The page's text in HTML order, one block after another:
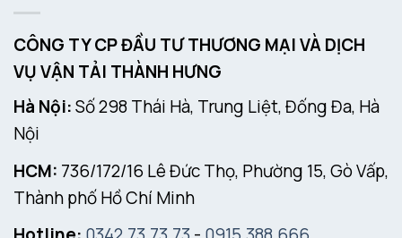
CÔNG TY CP ĐẦU TƯ THƯƠNG MẠI VÀ DỊCH
VỤ VẬN TẢI THÀNH HƯNG
Hà Nội:Số 298 Thái Hà, Trung Liệt, Đống Đa, Hà
Nội
HCM: 736/172/16 Lê Đức Thọ, Phường 15, Gò Vấp,
Thành phố Hồ Chí Minh